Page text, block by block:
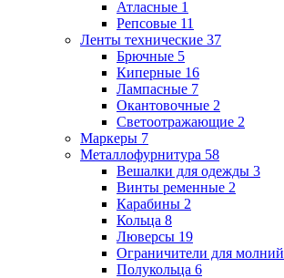
Атласные 1
Репсовые 11
Ленты технические 37
Брючные 5
Киперные 16
Лампасные 7
Окантовочные 2
Светоотражающие 2
Маркеры 7
Металлофурнитура 58
Вешалки для одежды 3
Винты ременные 2
Карабины 2
Кольца 8
Люверсы 19
Ограничители для молний
Полукольца 6